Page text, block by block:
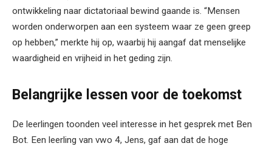
ontwikkeling naar dictatoriaal bewind gaande is. “Mensen
worden onderworpen aan een systeem waar ze geen greep
op hebben,” merkte hij op, waarbij hij aangaf dat menselijke
waardigheid en vrijheid in het geding zijn.
Belangrijke lessen voor de toekomst
De leerlingen toonden veel interesse in het gesprek met Ben
Bot. Een leerling van vwo 4, Jens, gaf aan dat de hoge